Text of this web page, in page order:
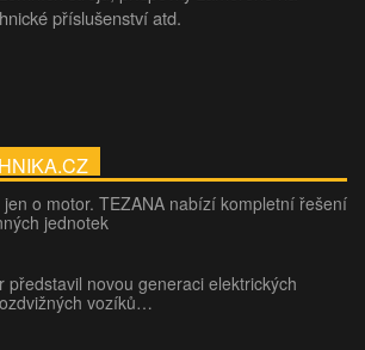
příslušenství atd.
jen o motor. TEZANA nabízí kompletní řešení
jednotek
představil novou generaci elektrických
vozíků…